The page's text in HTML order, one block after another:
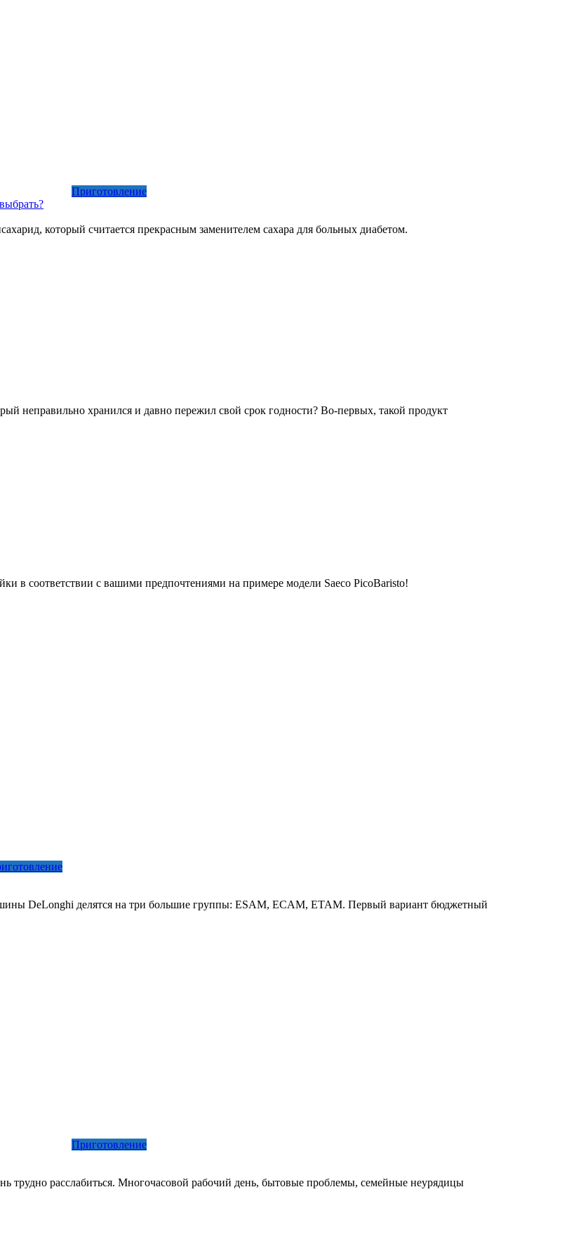
Приготовление
который считается прекрасным заменителем сахара для больных диабетом.
неправильно хранился и давно пережил свой срок годности? Во-первых, такой продукт
в соответствии с вашими предпочтениями на примере модели Saeco PicoBaristo!
DeLonghi делятся на три большие группы: ESAM, ECAM, ETAM. Первый вариант бюджетный
Приготовление
трудно расслабиться. Многочасовой рабочий день, бытовые проблемы, семейные неурядицы